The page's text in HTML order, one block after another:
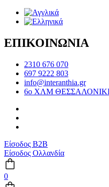
ΕΠΙΚΟΙΝΩΝΙΑ
2310 676 070
697 9222 803
info@interanthia.gr
6ο ΧΛΜ
Είσοδος B2B
Είσοδος Ολλανδία
0